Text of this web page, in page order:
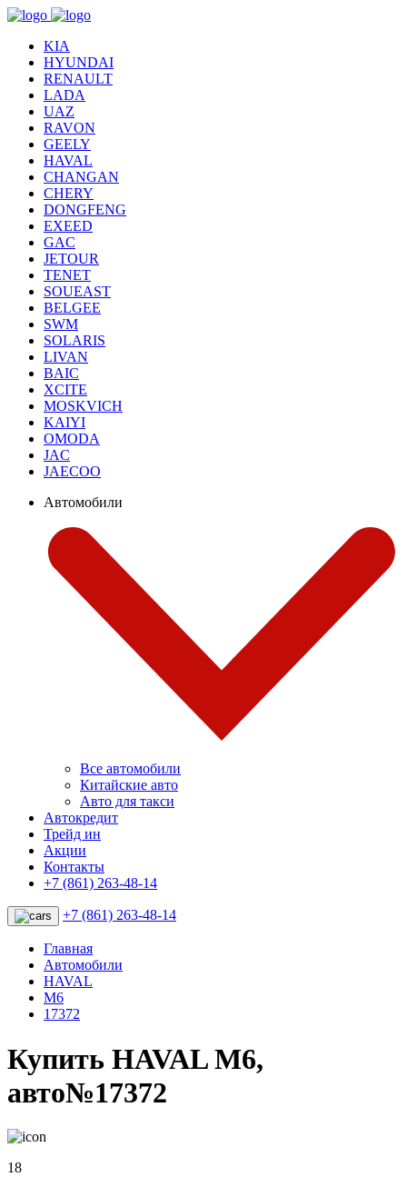
KIA
HYUNDAI
RENAULT
LADA
UAZ
RAVON
GEELY
HAVAL
CHANGAN
CHERY
DONGFENG
EXEED
GAC
JETOUR
TENET
SOUEAST
BELGEE
SWM
SOLARIS
LIVAN
BAIC
XCITE
MOSKVICH
KAIYI
OMODA
JAC
JAECOO
Автомобили
Все автомобили
Китайские авто
Авто для такси
Автокредит
Трейд ин
Акции
Контакты
+7 (861) 263-48-14
+7 (861) 263-48-14
Главная
Автомобили
HAVAL
M6
17372
Купить HAVAL M6,
авто№17372
18